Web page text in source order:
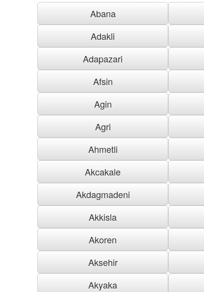
Abana
Adakli
Adapazari
Afsin
Agin
Agri
Ahmetli
Akcakale
Akdagmadeni
Akkisla
Akoren
Aksehir
Akyaka